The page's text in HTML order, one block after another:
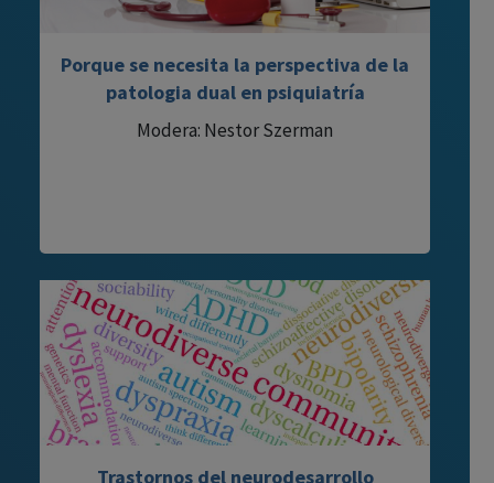
Porque se necesita la perspectiva de la
patologia dual en psiquiatría
Modera: Nestor Szerman
Trastornos del neurodesarrollo